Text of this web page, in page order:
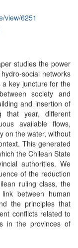
view/6251
studies the power
social networks
key juncture for the
society and
and insertion of
that year, different
available flows,
on the water, without
This generated
the Chilean State
authorities. We
of the reduction
ruling class, the
between human
the principles that
conflicts related to
in the provinces of